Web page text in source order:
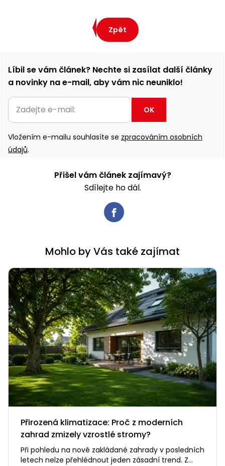
Zpět
Líbil se vám článek? Nechte si zasílat další články
a novinky na e-mail, aby vám nic neuniklo!
OK
Vložením e-mailu souhlasíte se zpracováním osobních
údajů.
Přišel vám článek zajímavý?
Sdílejte ho dál.
Mohlo by Vás také zajímat
Přirozená klimatizace: Proč z moderních
zahrad zmizely vzrostlé stromy?
Při pohledu na nově zakládané zahrady v posledních
letech nelze přehlédnout jeden zásadní trend. Z